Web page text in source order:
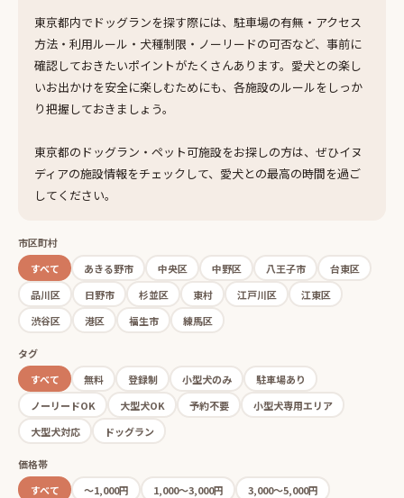
東京都内でドッグランを探す際には、駐車場の有無・アクセス
方法・利用ルール・犬種制限・ノーリードの可否など、事前に
確認しておきたいポイントがたくさんあります。愛犬との楽し
いお出かけを安全に楽しむためにも、各施設のルールをしっか
り把握しておきましょう。
東京都のドッグラン・ペット可施設をお探しの方は、ぜひイヌ
ディアの施設情報をチェックして、愛犬との最高の時間を過ご
してください。
市区町村
すべて
あきる野市 中央区 中野区 八王子市
台東区
品川区
日野市 杉並区 東村 江戸川区
江東区
渋谷区
港区 福生市 練馬区
タグ
すべて
無料 登録制 小型犬のみ
駐車場あり
ノーリードOK
大型犬OK 予約不要
小型犬専用エリア
大型犬対応
ドッグラン
価格帯
すべて
〜1,000円 1,000〜3,000円
3,000〜5,000円